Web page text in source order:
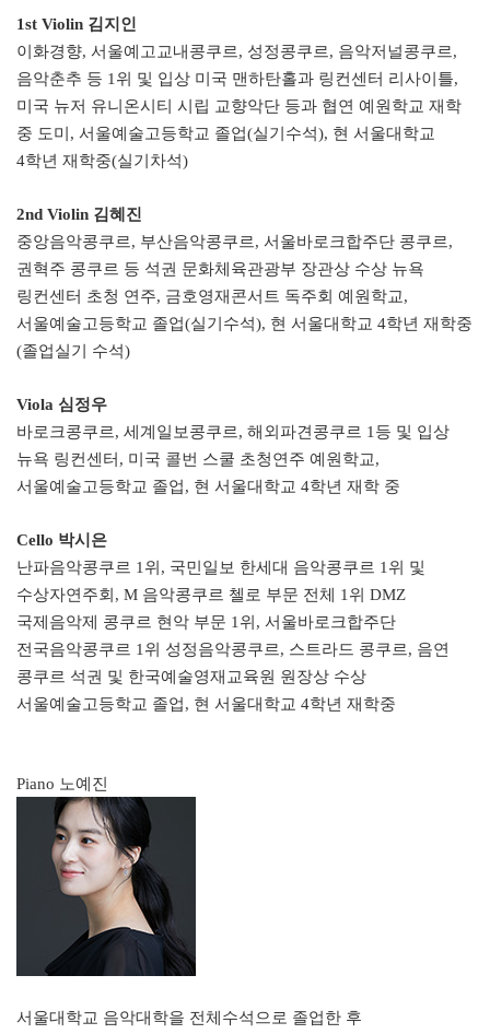
1st Violin 김지인
이화경향, 서울예고교내콩쿠르, 성정콩쿠르, 음악저널콩쿠르,
음악춘추 등 1위 및 입상 미국 맨하탄홀과 링컨센터 리사이틀,
미국 뉴저 유니온시티 시립 교향악단 등과 협연 예원학교 재학
중 도미, 서울예술고등학교 졸업(실기수석), 현 서울대학교
4학년 재학중(실기차석)
2nd Violin 김혜진
중앙음악콩쿠르, 부산음악콩쿠르, 서울바로크합주단 콩쿠르,
권혁주 콩쿠르 등 석권 문화체육관광부 장관상 수상 뉴욕
링컨센터 초청 연주, 금호영재콘서트 독주회 예원학교,
서울예술고등학교 졸업(실기수석), 현 서울대학교 4학년 재학중
(졸업실기 수석)
Viola 심정우
바로크콩쿠르, 세계일보콩쿠르, 해외파견콩쿠르 1등 및 입상
뉴욕 링컨센터, 미국 콜번 스쿨 초청연주 예원학교,
서울예술고등학교 졸업, 현 서울대학교 4학년 재학 중
Cello 박시은
난파음악콩쿠르 1위, 국민일보 한세대 음악콩쿠르 1위 및
수상자연주회, M 음악콩쿠르 첼로 부문 전체 1위 DMZ
국제음악제 콩쿠르 현악 부문 1위, 서울바로크합주단
전국음악콩쿠르 1위 성정음악콩쿠르, 스트라드 콩쿠르, 음연
콩쿠르 석권 및 한국예술영재교육원 원장상 수상
서울예술고등학교 졸업, 현 서울대학교 4학년 재학중
Piano 노예진
서울대학교 음악대학을 전체수석으로 졸업한 후